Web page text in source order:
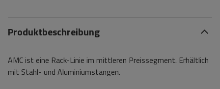
Produktbeschreibung
AMC ist eine Rack-Linie im mittleren Preissegment. Erhältlich
mit Stahl- und Aluminiumstangen.